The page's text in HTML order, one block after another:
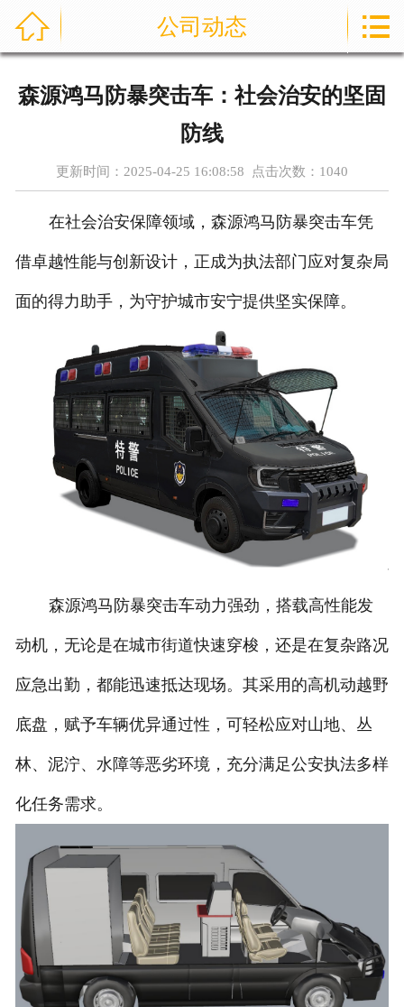
成功案例
资讯中心
售后服务
关于我们
公司实力
 公司动态 
森源鸿马防暴突击车：社会治安的坚固
防线
更新时间：2025-04-25 16:08:58 点击次数： 1040
在社会治安保障领域，森源鸿马防暴突击车凭
借卓越性能与创新设计，正成为执法部门应对复杂局
面的得力助手，为守护城市安宁提供坚实保障。
森源鸿马防暴突击车动力强劲，搭载高性能发
动机，无论是在城市街道快速穿梭，还是在复杂路况
应急出勤，都能迅速抵达现场。其采用的高机动越野
底盘，赋予车辆优异通过性，可轻松应对山地、丛
林、泥泞、水障等恶劣环境，充分满足公安执法多样
化任务需求。